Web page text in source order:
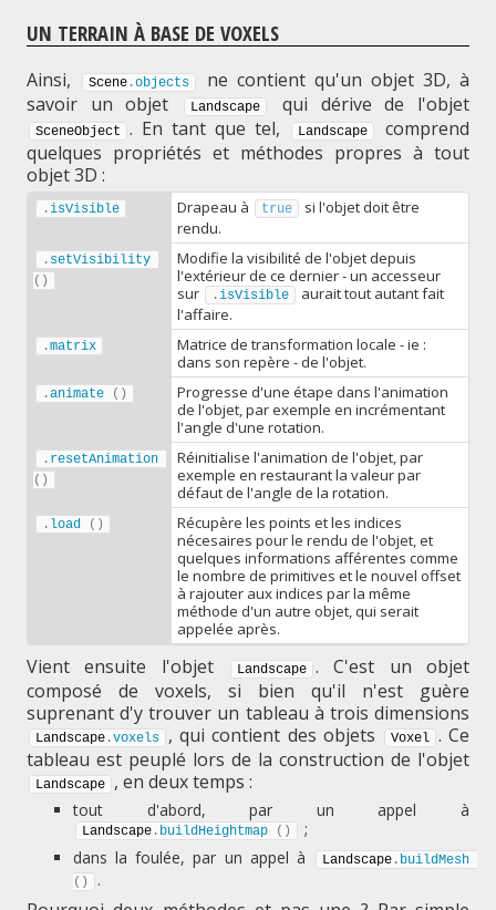
UN TERRAIN À BASE DE VOXELS
Ainsi, Scene .objects
ne contient qu'un objet 3D, à
savoir un objet
Landscape qui dérive de l'objet
SceneObject . En tant que tel, Landscape
comprend
quelques propriétés et méthodes propres à tout
objet 3D :
.isVisible Drapeau à true
si l'objet doit être
rendu.
. setVisibility
( )
Modifie la visibilité de l'objet depuis
l'extérieur de ce dernier - un accesseur
sur
.isVisible
aurait tout autant fait
l'affaire.
.matrix
Matrice de transformation locale - ie :
dans son repère - de l'objet.
.animate ( )
Progresse d'une étape dans l'animation
de l'objet, par exemple en incrémentant
l'angle d'une rotation.
. resetAnimation
( )
Réinitialise l'animation de l'objet, par
exemple en restaurant la valeur par
défaut de l'angle de la rotation.
. load ( )
Récupère les points et les indices
nécesaires pour le rendu de l'objet, et
quelques informations afférentes comme
le nombre de primitives et le nouvel offset
à rajouter aux indices par la même
méthode d'un autre objet, qui serait
appelée après.
Vient ensuite l'objet Landscape . C'est un objet
composé de voxels, si bien qu'il n'est guère
suprenant d'y trouver un tableau à trois dimensions
Landscape .voxels , qui contient des objets Voxel . Ce
tableau est peuplé lors de la construction de l'objet
Landscape , en deux temps :
tout d'abord, par un appel à
Landscape . buildHeightmap ( )
;
dans la foulée, par un appel à
Landscape . buildMesh
( ) .